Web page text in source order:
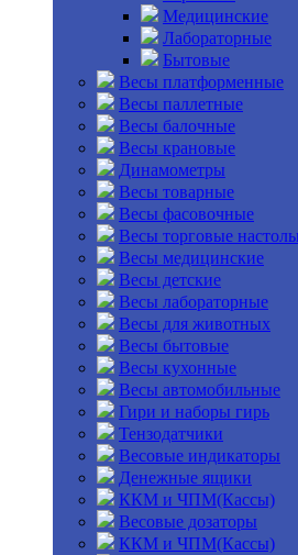
Медицинские
Лабораторные
Бытовые
Весы платформенные
Весы паллетные
Весы балочные
Весы крановые
Динамометры
Весы товарные
Весы фасовочные
Весы торговые
Весы медицинские
Весы детские
Весы лабораторные
Весы для животных
Весы бытовые
Весы кухонные
Весы автомобильные
Гири и наборы гирь
Тензодатчики
Весовые индикаторы
Денежные ящики
ККМ и ЧПМ(Кассы)
Весовые дозаторы
ККМ и ЧПМ(Кассы)